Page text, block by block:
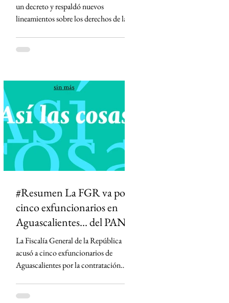
un decreto y respaldó nuevos
lineamientos sobre los derechos de las
códigos de ética, defensores de las
diferenciar información de opinión. La
medida desató críticas de medios,
periodistas y la oposición, que advierten
que podría abrir la puerta a la censura y
permitir que el Estado influya en la
definición de qué información es veraz.
#Resumen La FGR va por
cinco exfuncionarios en
Aguascalientes... del PAN
La Fiscalía General de la República
acusó a cinco exfuncionarios de
Aguascalientes por la contratación